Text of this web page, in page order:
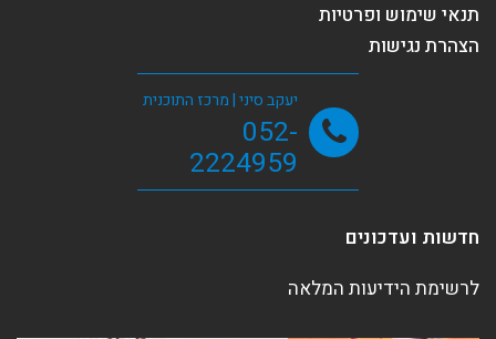
תנאי שימוש ופרטיות
הצהרת נגישות
יעקב סיני | מרכז התוכנית
052-
2224959
חדשות ועדכונים
לרשימת הידיעות המלאה